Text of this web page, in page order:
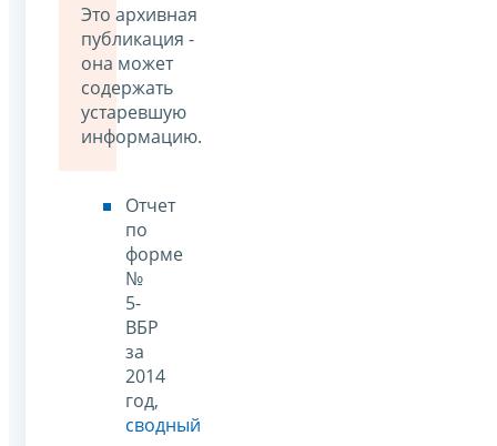
Это архивная
публикация -
она может
содержать
устаревшую
информацию.
Отчет
по
форме
№
5-
ВБР
за
2014
год,
сводный